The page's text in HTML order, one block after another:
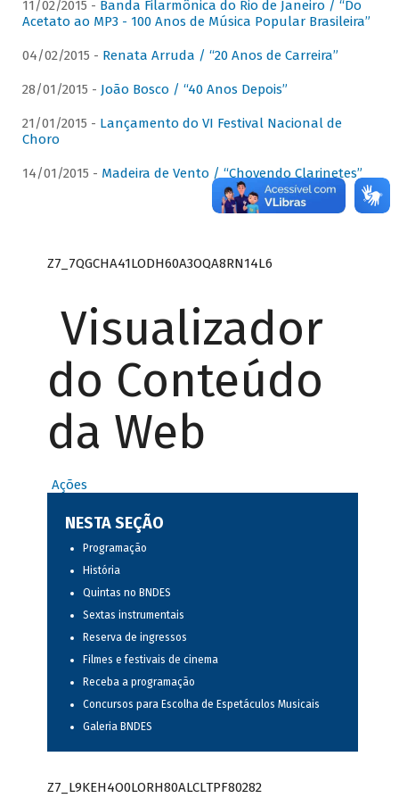
11/02/2015 - Banda Filarmônica do Rio de Janeiro / “Do
Acetato ao MP3 - 100 Anos de Música Popular Brasileira”
04/02/2015 - Renata Arruda / “20 Anos de Carreira”
28/01/2015 - João Bosco / “40 Anos Depois”
21/01/2015 - Lançamento do VI Festival Nacional de
Choro
14/01/2015 - Madeira de Vento / “Chovendo Clarinetes”
Z7_7QGCHA41LODH60A3OQA8RN14L6
Visualizador
do Conteúdo
da Web
Ações
NESTA SEÇÃO
Programação
História
Quintas no BNDES
Sextas instrumentais
Reserva de ingressos
Filmes e festivais de cinema
Receba a programação
Concursos para Escolha de Espetáculos Musicais
Galeria BNDES
Z7_L9KEH4O0LORH80ALCLTPF80282